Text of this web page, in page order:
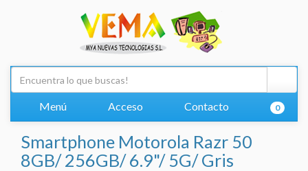
Menú Acceso Contacto 0
Smartphone Motorola Razr 50
8GB/ 256GB/ 6.9"/ 5G/ Gris